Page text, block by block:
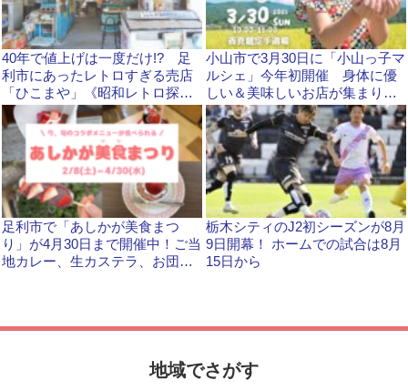
40年で値上げは一度だけ!? 足
利市にあったレトロすぎる売店
「ひこまや」《昭和レトロ探
訪》
小山市で3月30日に「小山っ子マ
ルシェ」今年初開催 身体に優
しい＆美味しいお店が集まりま
す
足利市で「あしかが美食まつ
り」が4月30日まで開催中！ご当
地カレー、生カステラ、お団子
栃木シティのJ2初シーズンが8月
9日開幕！ ホームでの試合は8月
15日から
地域でさがす